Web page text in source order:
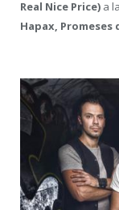
Real Nice Price) a
Hapax, Promeses